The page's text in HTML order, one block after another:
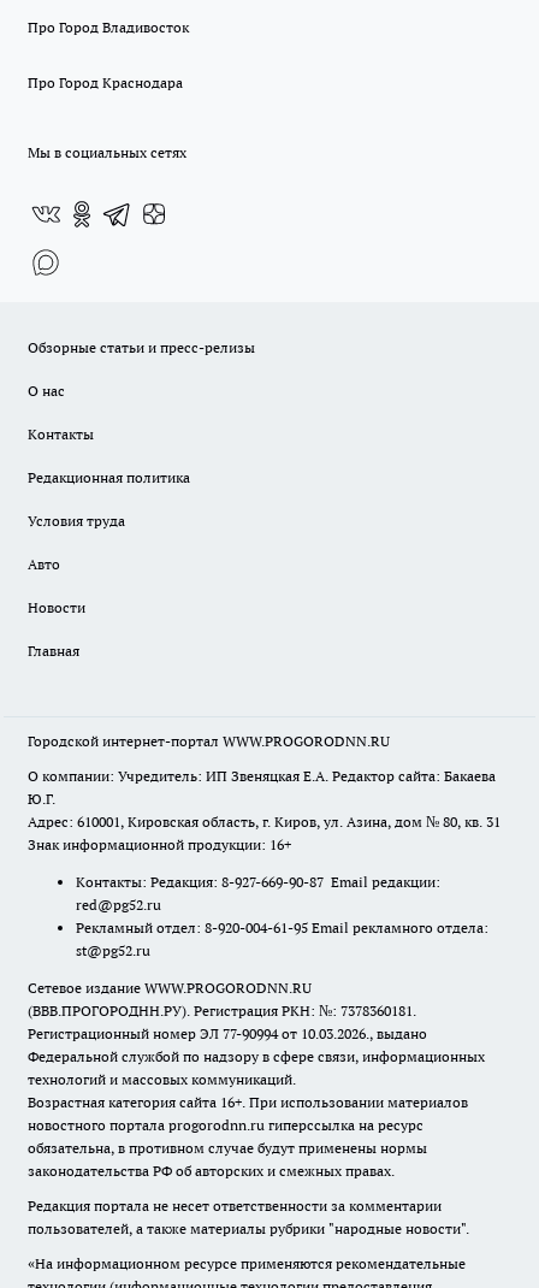
Про Город Владивосток
Про Город Краснодара
Мы в социальных сетях
Обзорные статьи и пресс-релизы
О нас
Контакты
Редакционная политика
Условия труда
Авто
Новости
Главная
Городской интернет-портал WWW.PROGORODNN.RU
О компании: Учредитель: ИП Звеняцкая Е.А. Редактор сайта: Бакаева
Ю.Г.
Адрес: 610001, Кировская область, г. Киров, ул. Азина, дом № 80, кв. 31
Знак информационной продукции: 16+
Контакты: Редакция: 8-927-669-90-87 Email редакции:
red@pg52.ru
Рекламный отдел: 8-920-004-61-95 Email рекламного отдела:
st@pg52.ru
Сетевое издание WWW.PROGORODNN.RU
(ВВВ.ПРОГОРОДНН.РУ). Регистрация РКН: №: 7378360181.
Регистрационный номер ЭЛ 77-90994 от 10.03.2026., выдано
Федеральной службой по надзору в сфере связи, информационных
технологий и массовых коммуникаций.
Возрастная категория сайта 16+. При использовании материалов
новостного портала progorodnn.ru гиперссылка на ресурс
обязательна, в противном случае будут применены нормы
законодательства РФ об авторских и смежных правах.
Редакция портала не несет ответственности за комментарии
пользователей, а также материалы рубрики "народные новости".
«На информационном ресурсе применяются рекомендательные